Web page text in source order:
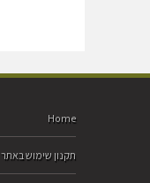
Home
תקנון שימוש באתר